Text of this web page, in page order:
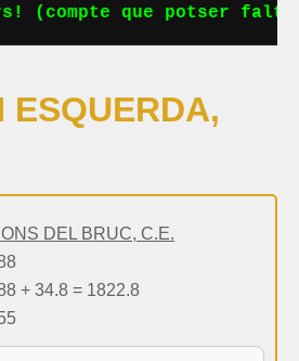
(compte que potser falta
ESQUERDA,
DEL BRUC, C.E.
+ 34.8 = 1822.8